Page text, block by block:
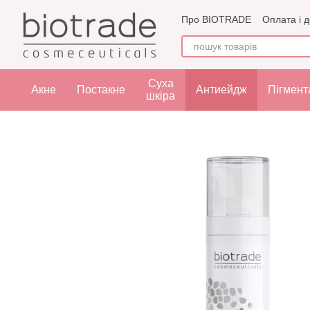
Перейти до основного контенту
Про BIOTRADE
Оплата і
Угода користувача
Акне Постакне
Суха
шкіра
Антиейдж